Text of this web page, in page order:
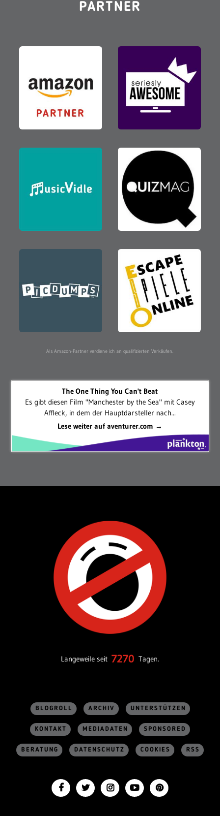
PARTNER
Als Amazon-Partner verdiene ich an qualifizierten Verkäufen.
The One Thing You Can't Beat
Es gibt diesen Film "Manchester by the Sea" mit Casey
Affleck, in dem der Hauptdarsteller nach...
Lese weiter auf aventurer.com →
Langeweile seit 7270 Tagen.
BLOGROLL ARCHIV UNTERSTÜTZEN
KONTAKT MEDIADATEN SPONSORED
BERATUNG DATENSCHUTZ COOKIES RSS